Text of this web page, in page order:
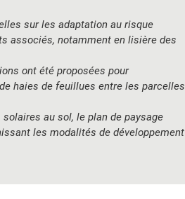
sur les adaptation au risque
associés, notamment en lisière des
ont été proposées pour
haies de feuillues entre les parcelles
au sol, le plan de paysage
les modalités de développement